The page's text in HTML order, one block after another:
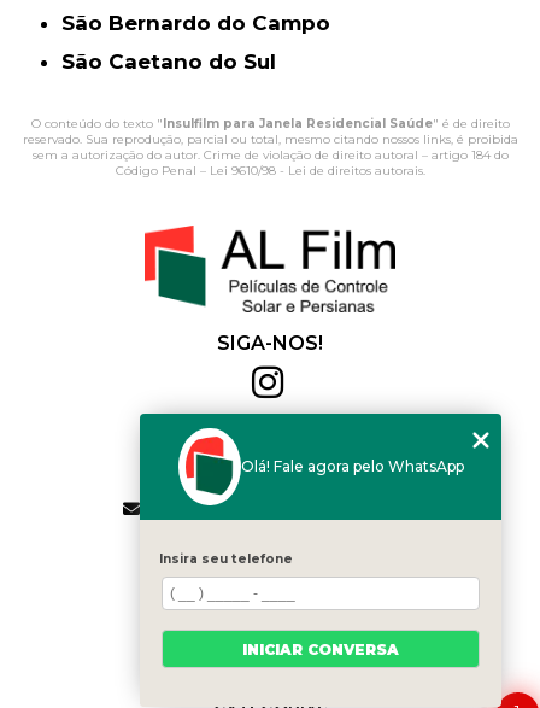
São Bernardo do Campo
São Caetano do Sul
O conteúdo do texto "Insulfilm para Janela Residencial Saúde" é de direito
reservado. Sua reprodução, parcial ou total, mesmo citando nossos links, é proibida
sem a autorização do autor. Crime de violação de direito autoral – artigo 184 do
Código Penal – Lei 9610/98 - Lei de direitos autorais.
SIGA-NOS!
(11) 2564-4684
(11) 94168-2041
contato.vendas@alfilm.com.br
MENU
HOME
QUEM SOMOS
SERVIÇOS
BLOG
Olá! Fale agora pelo WhatsApp
Insira seu telefone
INICIAR CONVERSA